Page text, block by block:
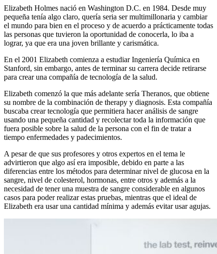
Elizabeth Holmes nació en Washington D.C. en 1984. Desde muy
pequeña tenía algo claro, quería seria ser multimillonaria y cambiar
el mundo para bien en el proceso y de acuerdo a prácticamente todas
las personas que tuvieron la oportunidad de conocerla, lo iba a
lograr, ya que era una joven brillante y carismática.
En el 2001 Elizabeth comienza a estudiar Ingeniería Química en
Stanford, sin embargo, antes de terminar su carrera decide retirarse
para crear una compañía de tecnología de la salud.
Elizabeth comenzó la que más adelante sería Theranos, que obtiene
su nombre de la combinación de therapy y diagnosis. Esta compañía
buscaba crear tecnología que permitiera hacer análisis de sangre
usando una pequeña cantidad y recolectar toda la información que
fuera posible sobre la salud de la persona con el fin de tratar a
tiempo enfermedades y padecimientos.
A pesar de que sus profesores y otros expertos en el tema le
advirtieron que algo así era imposible, debido en parte a las
diferencias entre los métodos para determinar nivel de glucosa en la
sangre, nivel de colesterol, hormonas, entre otros y además a la
necesidad de tener una muestra de sangre considerable en algunos
casos para poder realizar estas pruebas, mientras que el ideal de
Elizabeth era usar una cantidad mínima y además evitar usar agujas.